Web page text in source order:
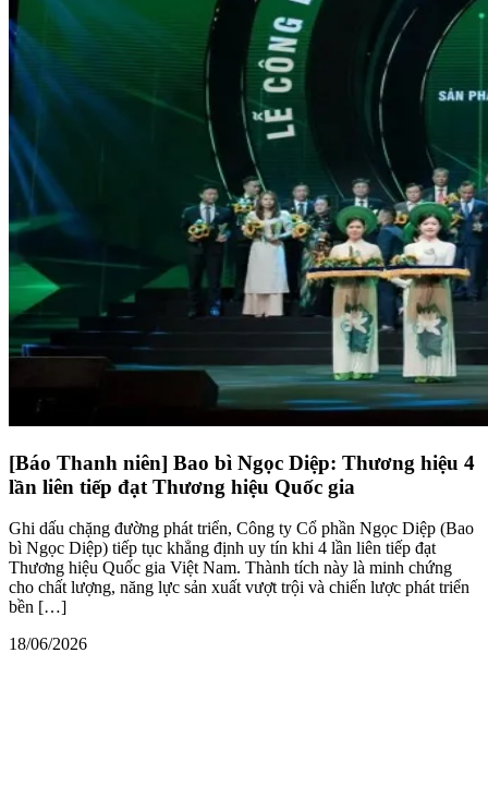
[Báo Thanh niên] Bao bì Ngọc Diệp: Thương hiệu 4
lần liên tiếp đạt Thương hiệu Quốc gia
Ghi dấu chặng đường phát triển, Công ty Cổ phần Ngọc Diệp (Bao
bì Ngọc Diệp) tiếp tục khẳng định uy tín khi 4 lần liên tiếp đạt
Thương hiệu Quốc gia Việt Nam. Thành tích này là minh chứng
cho chất lượng, năng lực sản xuất vượt trội và chiến lược phát triển
bền […]
18/06/2026